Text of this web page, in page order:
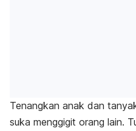
Tenangkan anak dan
suka menggigit orang lain.